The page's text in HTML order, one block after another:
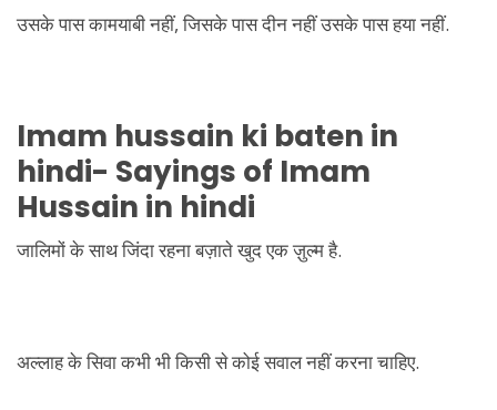
उसके पास कामयाबी नहीं, जिसके पास दीन नहीं उसके पास हया नहीं.
Imam hussain ki baten in
hindi- Sayings of Imam
Hussain in hindi
जालिमों के साथ जिंदा रहना बज़ाते खुद एक ज़ुल्म है.
अल्लाह के सिवा कभी भी किसी से कोई सवाल नहीं करना चाहिए.